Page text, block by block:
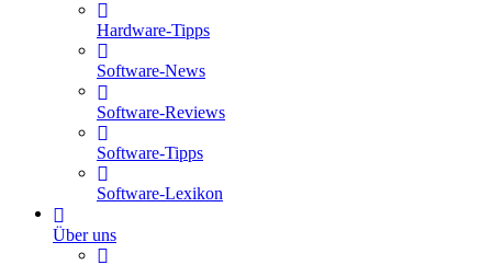
Hardware-Tipps
Software-News
Software-Reviews
Software-Tipps
Software-Lexikon
Über uns